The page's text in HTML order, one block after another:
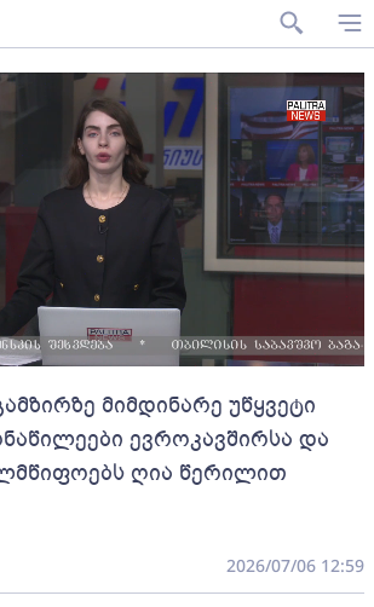
მიმდინარე უწყვეტი
ევროკავშირსა და
ღია წერილით
2026/07/06 12:59